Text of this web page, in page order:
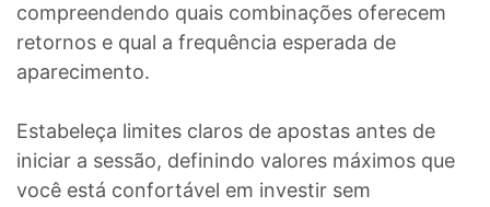
compreendendo quais combinações oferecem
retornos e qual a frequência esperada de
aparecimento.
Estabeleça limites claros de apostas antes de
iniciar a sessão, definindo valores máximos que
você está confortável em investir sem